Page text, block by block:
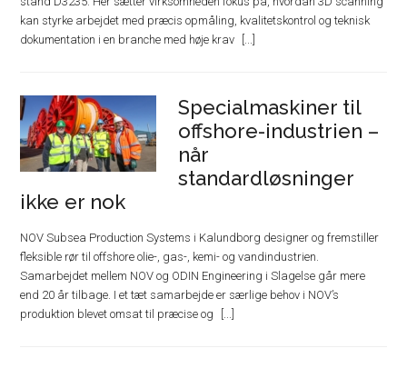
kan styrke arbejdet med præcis opmåling, kvalitetskontrol og teknisk
dokumentation i en branche med høje krav
Specialmaskiner til
offshore-industrien –
når
standardløsninger
ikke er nok
NOV Subsea Production Systems i Kalundborg designer og fremstiller
fleksible rør til offshore olie-, gas-, kemi- og vandindustrien.
Samarbejdet mellem NOV og ODIN Engineering i Slagelse går mere
end 20 år tilbage. I et tæt samarbejde er særlige behov i NOV’s
produktion blevet omsat til præcise og